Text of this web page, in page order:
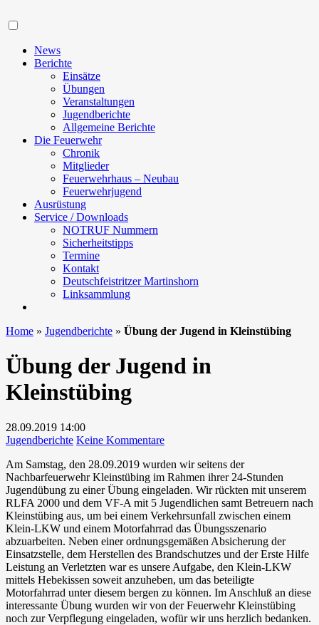
News
Berichte
Einsätze
Übungen
Veranstaltungen
Jugendberichte
Allgemeine Berichte
Die Feuerwehr
Chronik
Mitglieder
Feuerwehrhaus – Neubau
Feuerwehrjugend
Ausrüstung
Service / Downloads
NOTRUF Nummern
Sicherheitstipps
Termine
Kontakt
Deutschfeistritzer Martinshorn
Linksammlung
Home » Jugendberichte » Übung der Jugend in Kleinstübing
Übung der Jugend in
Kleinstübing
28.09.2019 14:00
Jugendberichte Keine Kommentarezu
der
Jugend
in
Kleinstübing
Am Samstag, den 28.09.2019 wurden wir seitens der
Nachbarfeuerwehr Kleinstübing im Rahmen ihrer 24-Stunden
Jugendübung zu einer Übung eingeladen. Wir rückten mit unserem
RLFA 2000 und dem VF-A mit 5 Jugendlichen samt Betreuern nach
Kleinstübing aus, um bei einem Verkehrsunfall zwischen einem
Klein-LKW und einem Motorfahrrad das Übungsszenario
abzuarbeiten. Neben einer ordnungsgemäßen Absicherung der
Einsatzstelle, dem Herstellen des Brandschutzes und der Erste Hilfe
Leistung an Verletzten war es unsere Aufgabe, den Klein-LKW
mittels Hebekissen soweit anzuheben, um das beteiligte
Motorfahrrad unter diesem bergen zu können. Im Anschluß an diese
interessante Übung wurden wir von der Feuerwehr Kleinstübing
noch zur Verpflegung eingeladen, wofür wir uns herzlich bedanken.